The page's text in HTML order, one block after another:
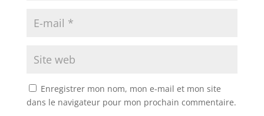
Enregistrer mon nom, mon e-mail et mon site
dans le navigateur pour mon prochain commentaire.